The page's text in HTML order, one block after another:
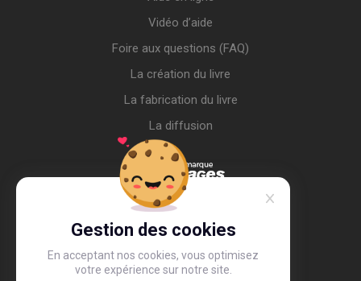
Gestion des cookies
En acceptant nos cookies, vous optimisez
votre expérience sur notre site.
Vidéo d’aide
Foire aux questions (FAQ)
La création du livre
La fabrication du livre
La diffusion